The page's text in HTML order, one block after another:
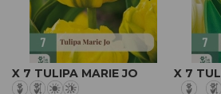
X 7 TULIPA MARIE JO X 7